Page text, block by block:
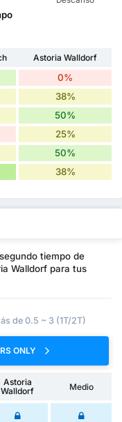
Astoria Walldorf
0%
38%
50%
25%
50%
38%
tiempo de
Walldorf para tus
de 0.5 ~ 3 (1T/2T)
ONLY
Astoria
Walldorf
Medio